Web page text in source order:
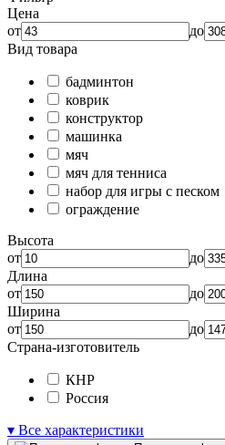
Цена
от
до
Вид товара
бадминтон
коврик
конструктор
машинка
мяч
мяч для тенниса
набор для игры с песком
ограждение
Высота
от
до
Длина
от
до
Ширина
от
до
Страна-изготовитель
КНР
Россия
▾ Все характеристики